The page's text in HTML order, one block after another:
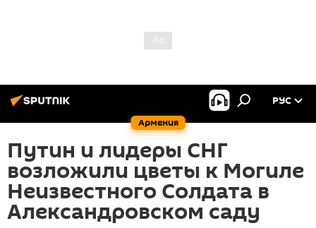
Армения
РУС
Путин и лидеры СНГ
возложили цветы к Могиле
Неизвестного Солдата в
Александровском саду